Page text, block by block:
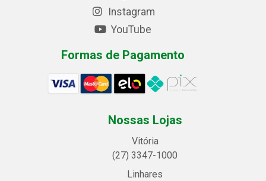
Instagram
YouTube
Formas de Pagamento
Nossas Lojas
Vitória
(27) 3347-1000
Linhares